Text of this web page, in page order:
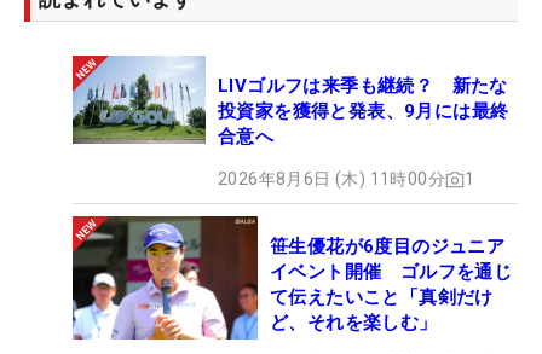
LIVゴルフは来季も継続？ 新たな
投資家を獲得と発表、9月には最終
合意へ
2026年8月6日 (木) 11時00分 1
笹生優花が6度目のジュニア
イベント開催 ゴルフを通じ
て伝えたいこと「真剣だけ
ど、それを楽しむ」